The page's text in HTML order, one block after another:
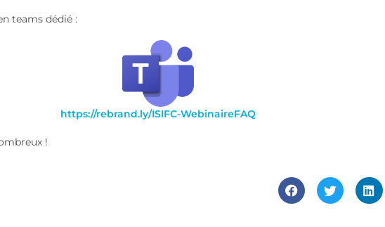
teams dédié :
https://rebrand.ly/ISIFC-WebinaireFAQ
!